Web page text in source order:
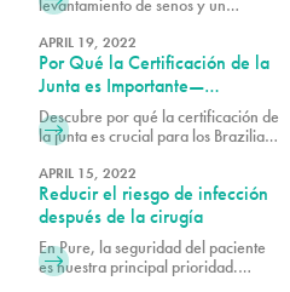
de someterse a procedimientos
estéticos fuera del
levantamiento de senos y un
funciona cada procedimiento para
realzar la forma, el volumen y
lograr el look que deseas.
APRIL 19, 2022
Por Qué la Certificación de la
Junta es Importante—
Especialmente para los
Brazilian Butt Lifts
Descubre por qué la certificación de
la junta es crucial para los Brazilian
experiencia y los resultados óptimos
eligiendo a un cirujano plástico
certificado.
APRIL 15, 2022
Reducir el riesgo de infección
después de la cirugía
En Pure, la seguridad del paciente
es nuestra principal prioridad.